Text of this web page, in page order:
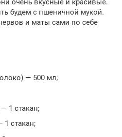
очень вкусные и красивые.
будем с пшеничной мукой.
и маты сами по себе
— 500 мл;
1 стакан;
1 стакан;